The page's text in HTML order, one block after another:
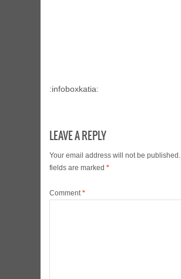
:infoboxkatia:
LEAVE A REPLY
Your email address will not be published.
fields are marked *
Comment*